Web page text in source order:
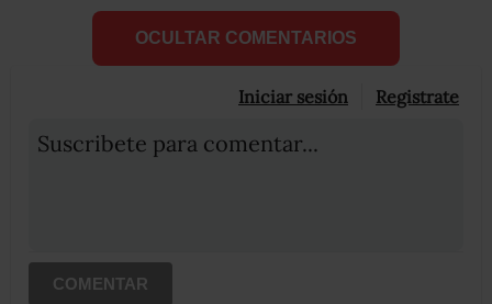
OCULTAR COMENTARIOS
Iniciar sesión Registrate
Suscribete para comentar...
COMENTAR